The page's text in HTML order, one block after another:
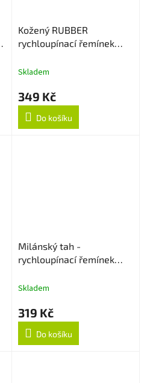
Kožený RUBBER
rychloupínací řemínek
Skladem
349 Kč
Do košíku
Milánský tah -
rychloupínací řemínek
Skladem
319 Kč
Do košíku